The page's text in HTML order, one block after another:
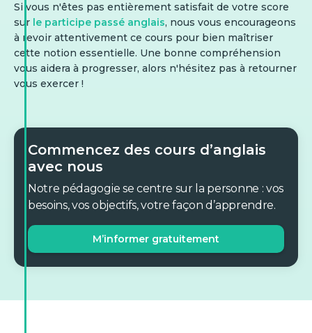
Si vous n'êtes pas entièrement satisfait de votre score
sur le participe passé anglais, nous vous encourageons
à revoir attentivement ce cours pour bien maîtriser
cette notion essentielle. Une bonne compréhension
vous aidera à progresser, alors n'hésitez pas à retourner
vous exercer !
Commencez des cours d’anglais
avec nous
Notre pédagogie se centre sur la personne : vos
besoins, vos objectifs, votre façon d’apprendre.
M’informer gratuitement